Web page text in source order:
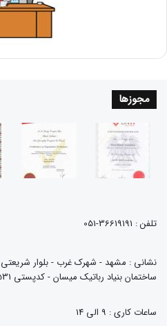
مجوزها
تلفن : 36619191-051
ساختمان بنیاد رباتیک میسان - کدپستی 9189917531
ساعات کاری : 9 الی 14